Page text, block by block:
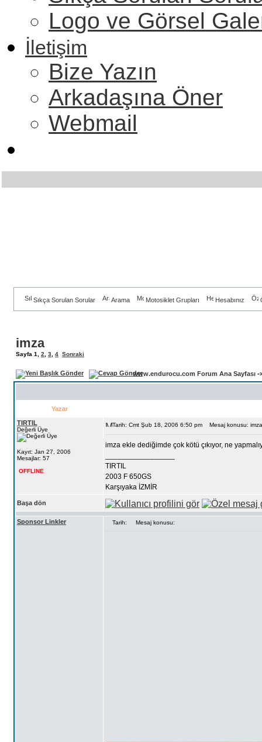
Logo ve Görsel
İletişim
Bize Yazın
Arkadaşına Öner
Webmail
Sıkça Sorulan Sorular Arama Motosiklet Grupları Hesabınız
imza
Sayfa 1 2 3 4 Sonraki
www.endurocu.com Forum Ana Sayfası -
Yazar
TIRTIL
Değerli Üye
Kayıt: Jan 27, 2006
Mesajlar: 57
OFFLINE
Tarih: Cmt Şub 18, 2006 6:50 pm Mesaj konusu: imza
imza ekle dediğimde çok kötü çıkıyor, ne
TIRTIL
2003 F 650GS
Karşıyaka İZMİR
Başa dön
Sponsor Linkler Tarih: Mesaj konusu: